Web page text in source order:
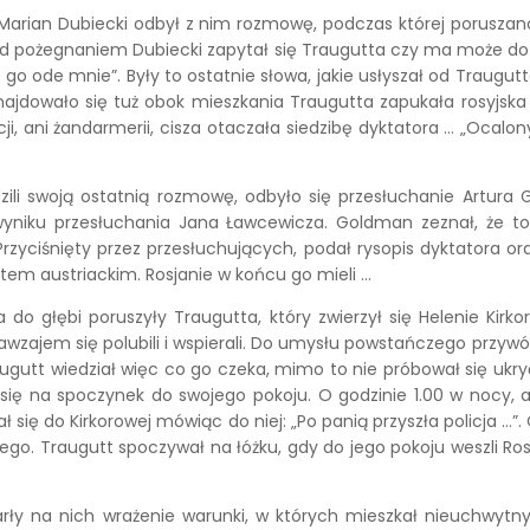
Dubiecki odbył z nim rozmowę, podczas której
pożegnaniem Dubiecki zapytał się Traugutta czy ma może
ode mnie”. Były to ostatnie słowa, jakie usłyszał od
się tuż obok mieszkania Traugutta zapukała
żandarmerii, cisza otaczała siedzibę dyktatora …
ostatnią rozmowę, odbyło się przesłuchanie Artura
przesłuchania Jana Ławcewicza. Goldman zeznał, że
przez przesłuchujących, podał rysopis dyktatora
austriackim. Rosjanie w końcu go mieli …
głębi poruszyły Traugutta, który zwierzył się Helenie
się polubili i wspierali. Do umysłu powstańczego
wiedział więc co go czeka, mimo to nie próbował się
na spoczynek do swojego pokoju. O godzinie 1.00 w nocy,
do Kirkorowej mówiąc do niej: „Po panią przyszła policja
Traugutt spoczywał na łóżku, gdy do jego pokoju weszli
na nich wrażenie warunki, w których mieszkał